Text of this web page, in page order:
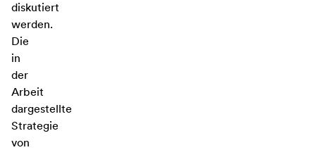
diskutiert
werden.
Die
in
der
Arbeit
dargestellte
Strategie
von